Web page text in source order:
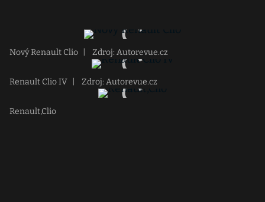
Nový Renault Clio Zdroj: Autorevue.cz
Renault Clio IV Zdroj: Autorevue.cz
Renault,Clio